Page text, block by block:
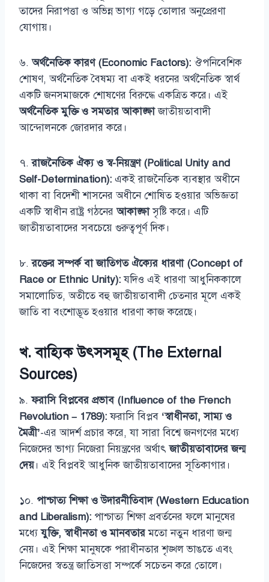
তাদের নিরাপত্তা ও অভিন্ন ভাগ্য গড়ে তোলার অনুপ্রেরণা
যোগায়।
৬.অর্থনৈতিক কারণ (Economic Factors): ঔপনিবেশিক
শোষণ, অর্থনৈতিক বৈষম্য বা একই ধরনের অর্থনৈতিক স্বার্থ
একটি জনসমাজকে শোষণের বিরুদ্ধে একত্রিত করে। এই
অর্থনৈতিক মুক্তি ও সমতার আকাঙ্ক্ষাজাতীয়তাবাদী
আন্দোলনকে জোরদার করে।
৭.রাজনৈতিক ঐক্য ও স্ব-নিয়ন্ত্রণ (Political Unity and
Self-Determination): একই রাজনৈতিক ব্যবস্থার অধীনে
থাকা বা বিদেশী শাসনের অধীনে শোষিত হওয়ার অভিজ্ঞতা
একটি স্বাধীন রাষ্ট্র গঠনেরআকাঙ্ক্ষাসৃষ্টি করে। এটি
জাতীয়তাবাদের সবচেয়ে গুরুত্বপূর্ণ দিক।
৮.রক্তের সম্পর্ক বা জাতিগত ঐক্যের ধারণা (Concept of
Race or Ethnic Unity):যদিও এই ধারণা আধুনিককালে
সমালোচিত, অতীতে বহু জাতীয়তাবাদী চেতনার মূলে একই
জাতি বা বংশোদ্ভূত হওয়ার ধারণা কাজ করেছে।
খ. বাহ্যিক উৎসসমূহ (The External
Sources)
৯.ফরাসি বিপ্লবের প্রভাব (Influence of the French
Revolution – 1789):ফরাসি বিপ্লব ‘স্বাধীনতা, সাম্য ও
মৈত্রী’-এর আদর্শ প্রচার করে, যা সারা বিশ্বে জনগণের মধ্যে
নিজেদের ভাগ্য নিজেরা নিয়ন্ত্রণের অর্থাৎজাতীয়তাবাদের জন্ম
দেয়। এই বিপ্লবই আধুনিক জাতীয়তাবাদের সূতিকাগার।
১০. পাশ্চাত্য শিক্ষা ও উদারনীতিবাদ (Western Education
and Liberalism): পাশ্চাত্য শিক্ষা প্রবর্তনের ফলে মানুষের
মধ্যেযুক্তি, স্বাধীনতা ও মানবতারমতো নতুন ধারণা জন্ম
নেয়। এই শিক্ষা মানুষকে পরাধীনতার শৃঙ্খল ভাঙতে এবং
নিজেদের স্বতন্ত্র জাতিসত্তা সম্পর্কে সচেতন করে তোলে।